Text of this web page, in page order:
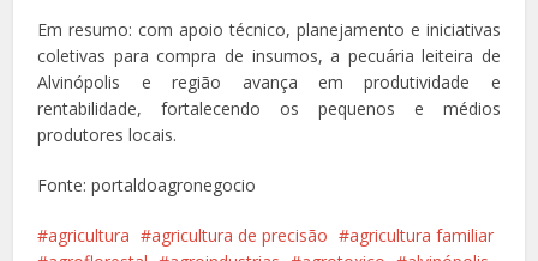
Em resumo: com apoio técnico, planejamento e iniciativas
coletivas para compra de insumos, a pecuária leiteira de
Alvinópolis e região avança em produtividade e
rentabilidade, fortalecendo os pequenos e médios
produtores locais.
Fonte: portaldoagronegocio
agricultura agricultura de precisão
agricultura familiar